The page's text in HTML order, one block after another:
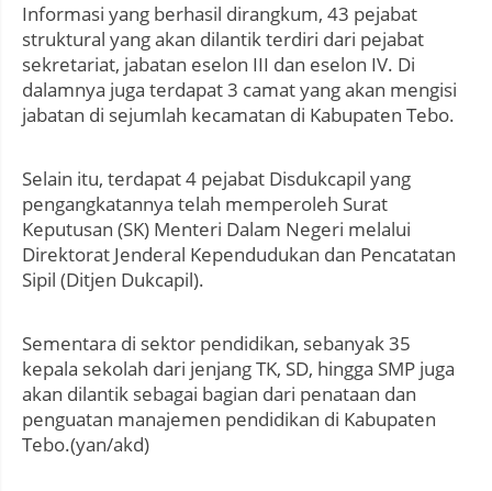
Informasi yang berhasil dirangkum, 43 pejabat
struktural yang akan dilantik terdiri dari pejabat
sekretariat, jabatan eselon III dan eselon IV. Di
dalamnya juga terdapat 3 camat yang akan mengisi
jabatan di sejumlah kecamatan di Kabupaten Tebo.
Selain itu, terdapat 4 pejabat Disdukcapil yang
pengangkatannya telah memperoleh Surat
Keputusan (SK) Menteri Dalam Negeri melalui
Direktorat Jenderal Kependudukan dan Pencatatan
Sipil (Ditjen Dukcapil).
Sementara di sektor pendidikan, sebanyak 35
kepala sekolah dari jenjang TK, SD, hingga SMP juga
akan dilantik sebagai bagian dari penataan dan
penguatan manajemen pendidikan di Kabupaten
Tebo.(yan/akd)